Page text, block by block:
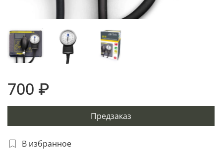
В избранное
700 ₽
Предзаказ